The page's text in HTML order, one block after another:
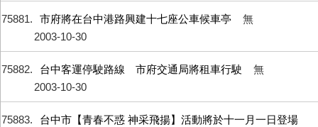
75881 市府將在台中港路興建十七座公車候車亭
無
2003-10-30
75882 台中客運停駛路線 市府交通局將租車行駛
無
2003-10-30
75883
台中市【青春不惑 神采飛揚】活動將於十一月一日登場